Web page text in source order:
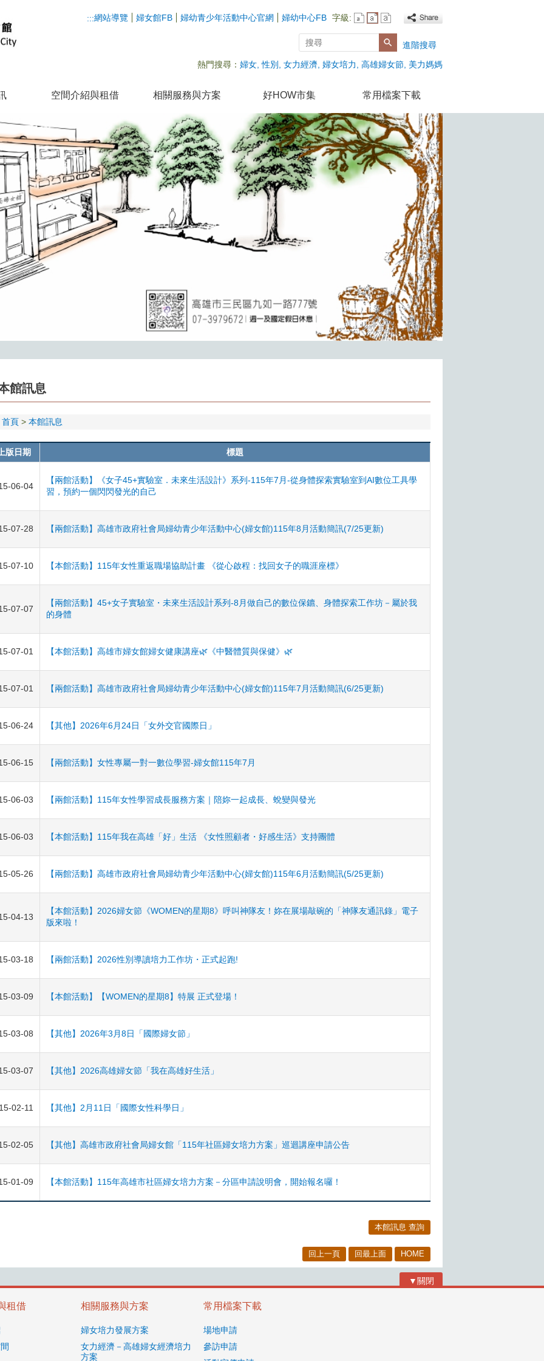
:::網站導覽 婦女館FB 婦幼青少年活動中心官網 婦幼中心FB 字級:
搜尋
進階搜尋
熱門搜尋： 婦女 性別 女力經濟 婦女培力 高雄婦女節 美力媽媽
空間介紹與租借 相關服務與方案 好HOW市集 常用檔案下載
館訊息
首頁 本館訊息
上版日期 標題
06-04
【兩館活動】《女子45+實驗室．未來生活設計》系列-115年7月-從身體探索實驗室到AI數位工具學
習，預約一個閃閃發光的自己
07-28 【兩館活動】高雄市政府社會局婦幼青少年活動中心(婦女館)115年8月活動簡訊(7/25更新)
07-10 【本館活動】115年女性重返職場協助計畫 《從心啟程：找回女子的職涯座標》
07-07
【兩館活動】45+女子實驗室・未來生活設計系列-8月做自己的數位保鑣、身體探索工作坊－屬於我
的身體
07-01 【本館活動】高雄市婦女館婦女健康講座🌿《中醫體質與保健》🌿
07-01 【兩館活動】高雄市政府社會局婦幼青少年活動中心(婦女館)115年7月活動簡訊(6/25更新)
06-24 【其他】2026年6月24日「女外交官國際日」
06-15 【兩館活動】女性專屬一對一數位學習-婦女館115年7月
06-03 【兩館活動】115年女性學習成長服務方案｜陪妳一起成長、蛻變與發光
06-03 【本館活動】115年我在高雄「好」生活 《女性照顧者・好感生活》支持團體
05-26 【兩館活動】高雄市政府社會局婦幼青少年活動中心(婦女館)115年6月活動簡訊(5/25更新)
04-13
【本館活動】2026婦女節《WOMEN的星期8》呼叫神隊友！妳在展場敲碗的「神隊友通訊錄」電子
版來啦！
03-18 【兩館活動】2026性別導讀培力工作坊・正式起跑!
03-09 【本館活動】【WOMEN的星期8】特展 正式登場！
03-08 【其他】2026年3月8日「國際婦女節」
03-07 【其他】2026高雄婦女節「我在高雄好生活」
02-11 【其他】2月11日「國際女性科學日」
02-05 【其他】高雄市政府社會局婦女館「115年社區婦女培力方案」巡迴講座申請公告
01-09 【本館活動】115年高雄市社區婦女培力方案－分區申請說明會，開始報名囉！
本館訊息 查詢
回上一頁 回最上面 HOME
▼關閉
租借 相關服務與方案
婦女培力發展方案
女力經濟－高雄婦女經濟培力
方案
常用檔案下載
場地申請
參訪申請